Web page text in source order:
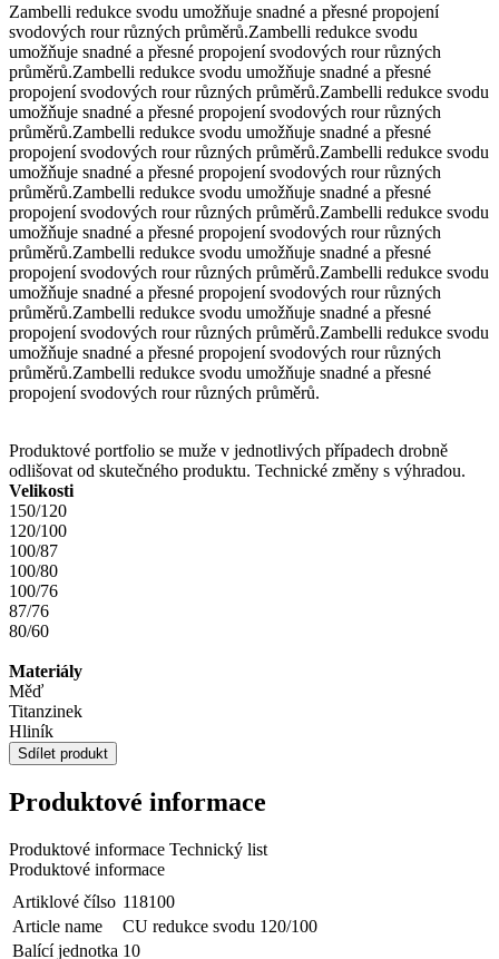
Zambelli redukce svodu umožňuje snadné a přesné propojení
svodových rour různých průměrů.Zambelli redukce svodu
umožňuje snadné a přesné propojení svodových rour různých
průměrů.Zambelli redukce svodu umožňuje snadné a přesné
propojení svodových rour různých průměrů.Zambelli redukce svodu
umožňuje snadné a přesné propojení svodových rour různých
průměrů.Zambelli redukce svodu umožňuje snadné a přesné
propojení svodových rour různých průměrů.Zambelli redukce svodu
umožňuje snadné a přesné propojení svodových rour různých
průměrů.Zambelli redukce svodu umožňuje snadné a přesné
propojení svodových rour různých průměrů.Zambelli redukce svodu
umožňuje snadné a přesné propojení svodových rour různých
průměrů.Zambelli redukce svodu umožňuje snadné a přesné
propojení svodových rour různých průměrů.Zambelli redukce svodu
umožňuje snadné a přesné propojení svodových rour různých
průměrů.Zambelli redukce svodu umožňuje snadné a přesné
propojení svodových rour různých průměrů.Zambelli redukce svodu
umožňuje snadné a přesné propojení svodových rour různých
průměrů.Zambelli redukce svodu umožňuje snadné a přesné
propojení svodových rour různých průměrů.
Produktové portfolio se muže v jednotlivých případech drobně
odlišovat od skutečného produktu. Technické změny s výhradou.
Velikosti
150/120
120/100
100/87
100/80
100/76
87/76
80/60
Materiály
Měď
Titanzinek
Hliník
Sdílet produkt
Produktové informace
Produktové informace Technický list
Produktové informace
Artiklové čílso 118100
Article name
CU redukce svodu 120/100
Balící jednotka 10